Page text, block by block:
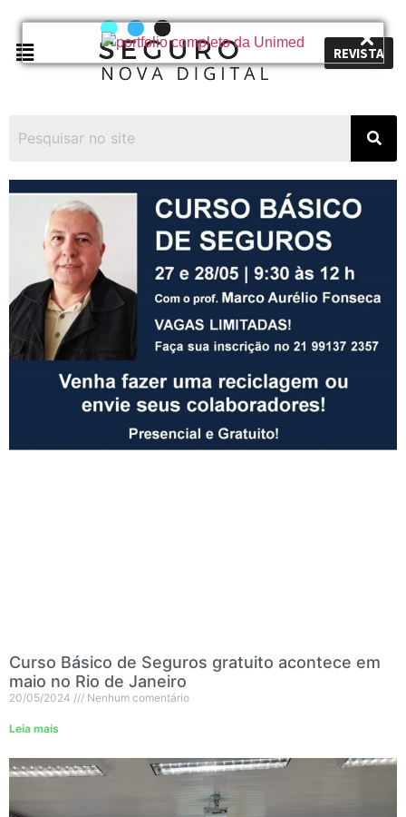
REVISTA
Curso Básico de Seguros gratuito acontece em
maio no Rio de Janeiro
20/05/2024 Nenhum comentário
Leia mais